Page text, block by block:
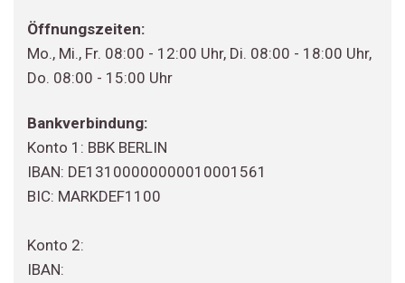
Öffnungszeiten:
Mo., Mi., Fr. 08:00 - 12:00 Uhr, Di. 08:00 - 18:00 Uhr,
Do. 08:00 - 15:00 Uhr
Bankverbindung:
Konto 1: BBK BERLIN
IBAN: DE13100000000010001561
BIC: MARKDEF1100
Konto 2:
IBAN: